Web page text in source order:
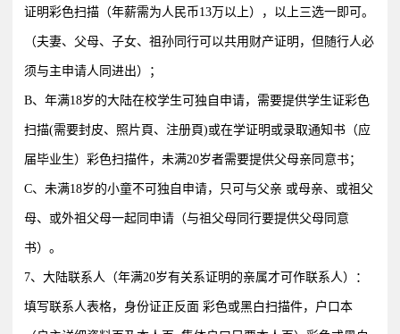
证明彩色扫描（年薪需为人民币13万以上），以上三选一即可。
（夫妻、父母、子女、祖孙同行可以共用财产证明，但随行人必
须与主申请人同进出）；
B、年满18岁的大陆在校学生可独自申请，需要提供学生证彩色
扫描(需要封皮、照片頁、注册頁)或在学证明或录取通知书（应
届毕业生）彩色扫描件，未满20岁者需要提供父母亲同意书；
C、未满18岁的小童不可独自申请，只可与父亲 或母亲、或祖父
母、或外祖父母一起同申请（与祖父母同行要提供父母同意
书）。
7、大陆联系人（年满20岁有关系证明的亲属才可作联系人）：
填写联系人表格，身份证正反面 彩色或黑白扫描件，户口本